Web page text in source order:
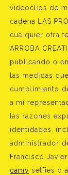
videoclips de
cadena LAS
cualquier otra
ARROBA
publicando o
las medidas
cumplimiento
a mi
las razones
identidades,
administrador
Francisco
camy selfies o